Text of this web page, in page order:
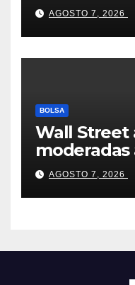
AGOSTO 7, 2026
BOLSA
Wall Street
moderadas
informe de
AGOSTO 7, 2026